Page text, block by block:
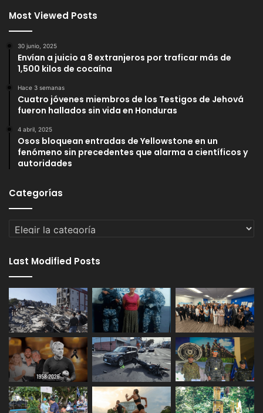
Most Viewed Posts
30 junio, 2025
Envían a juicio a 8 extranjeros por traficar más de
1,500 kilos de cocaína
Hace 3 semanas
Cuatro jóvenes miembros de los Testigos de Jehová
fueron hallados sin vida en Honduras
4 abril, 2025
Osos bloquean entradas de Yellowstone en un
fenómeno sin precedentes que alarma a científicos y
autoridades
Categorías
Categorías
Last Modified Posts